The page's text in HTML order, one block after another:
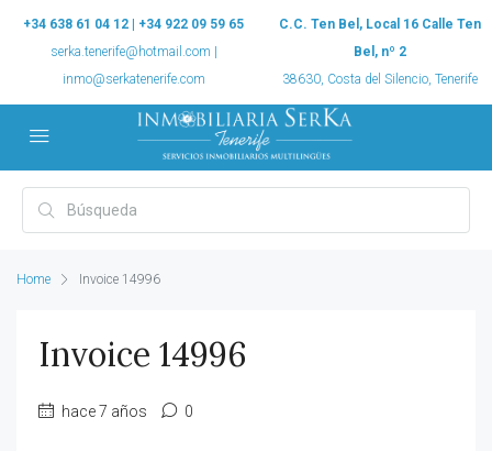
+34 638 61 04 12 | +34 922 09 59 65
serka.tenerife@hotmail.com |
inmo@serkatenerife.com
C.C. Ten Bel, Local 16 Calle Ten
Bel, nº 2
38630, Costa del Silencio, Tenerife
Home Invoice 14996
Invoice 14996
hace 7 años 0